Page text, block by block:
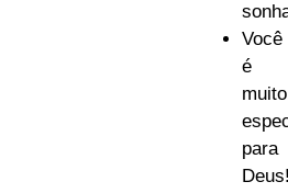
Você
é
muito
para